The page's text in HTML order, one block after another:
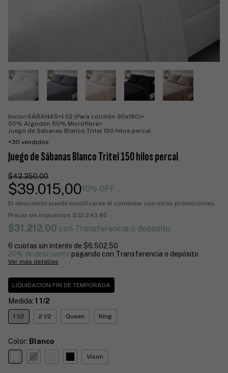
Inicio>SÁBANAS>1 1/2 (Para colchón 90x190)>
50% Algodón 50% Microfibra>
Juego de Sábanas Blanco Tritel 150 hilos percal
+30 vendidos
Juego de Sábanas Blanco Tritel 150 hilos percal
$43.350,00
$39.015,0010% OFF
El descuento puede modificarse al combinar con otras promociones.
Precio sin impuestos $32.243,80
$31.212,00 con Transferencia o depósito
6 cuotas sin interés de $6.502,50
20% de descuento pagando con Transferencia o depósito
Ver más detalles
LIQUIDACION FIN DE TEMPORADA
Medida: 1 1/2
1 1/2 2 1/2 Queen King
Color: Blanco
Vison